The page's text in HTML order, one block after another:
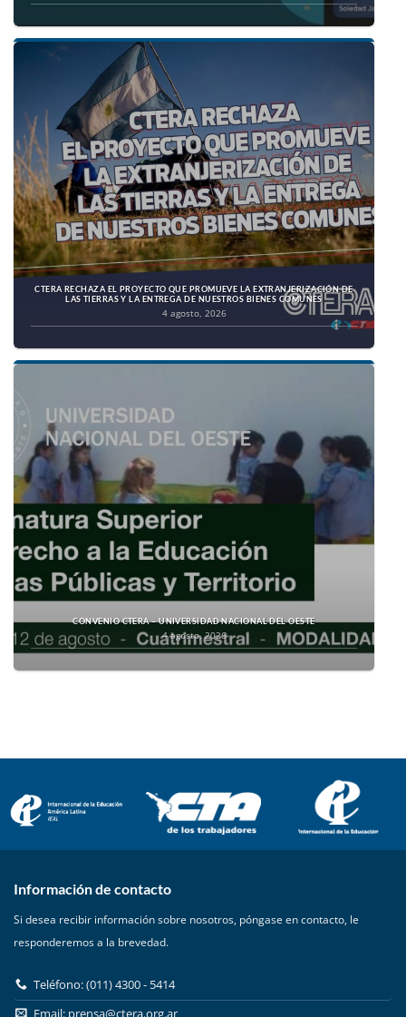
CTERA RECHAZA EL PROYECTO QUE PROMUEVE LA EXTRANJERIZACIÓN DE
LAS TIERRAS Y LA ENTREGA DE NUESTROS BIENES COMUNES
4 agosto, 2026
CONVENIO CTERA – UNIVERSIDAD NACIONAL DEL OESTE
4 agosto, 2026
Información de contacto
Si desea recibir información sobre nosotros, póngase en contacto, le
responderemos a la brevedad.
Teléfono: (011) 4300 - 5414
Email: prensa@ctera.org.ar